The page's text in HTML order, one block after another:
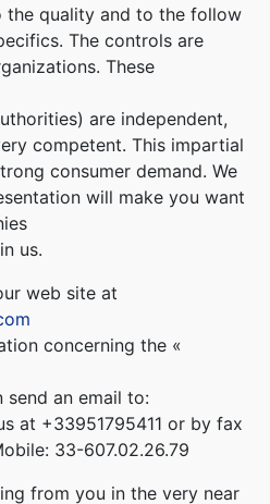
quality and to the follow
The controls are
These
are independent,
competent. This impartial
consumer demand. We
will make you want
us.
web site at
concerning the «
send an email to:
at +33951795411 or by fax
33-607.02.26.79
from you in the very near